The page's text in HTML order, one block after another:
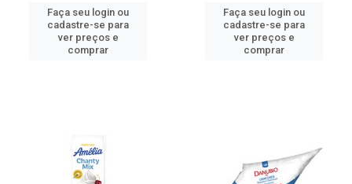
Faça seu login ou
cadastre-se para
ver preços e
comprar
Faça seu login ou
cadastre-se para
ver preços e
comprar